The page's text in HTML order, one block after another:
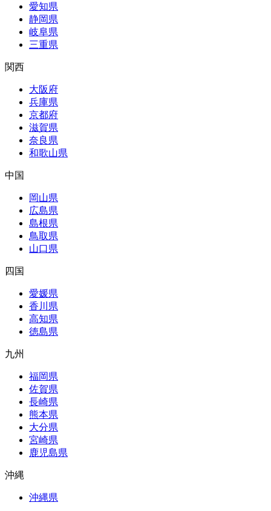
愛知県
静岡県
岐阜県
三重県
関西
大阪府
兵庫県
京都府
滋賀県
奈良県
和歌山県
中国
岡山県
広島県
島根県
鳥取県
山口県
四国
愛媛県
香川県
高知県
徳島県
九州
福岡県
佐賀県
長崎県
熊本県
大分県
宮崎県
鹿児島県
沖縄
沖縄県